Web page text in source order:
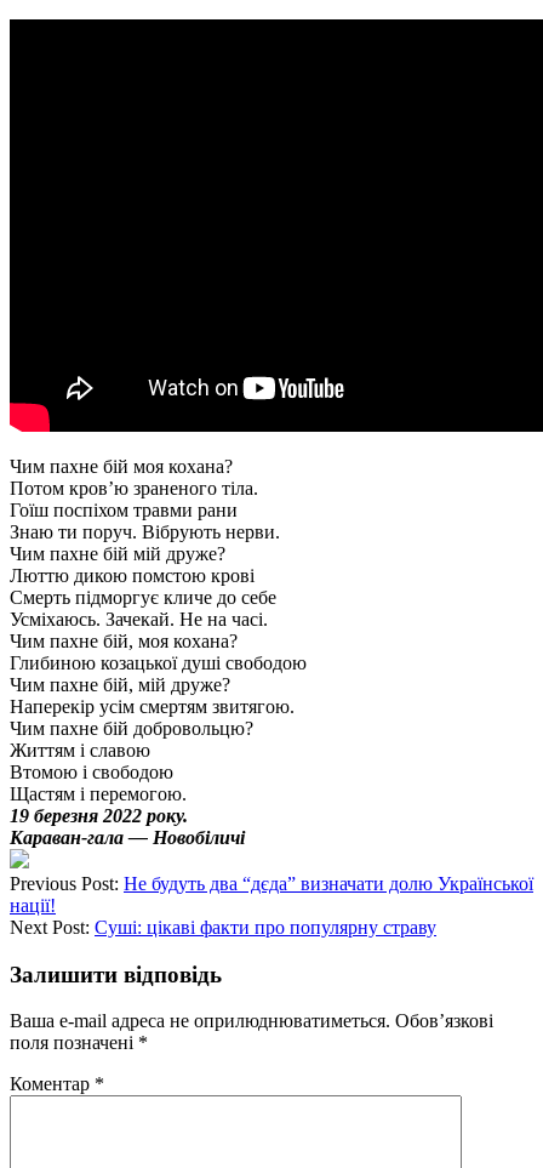
Чим пахне бій моя кохана?
Потом кров’ю зраненого тіла.
Гоїш поспіхом травми рани
Знаю ти поруч. Вібрують нерви.
Чим пахне бій мій друже?
Люттю дикою помстою крові
Смерть підморгує кличе до себе
Усміхаюсь. Зачекай. Не на часі.
Чим пахне бій, моя кохана?
Глибиною козацької душі свободою
Чим пахне бій, мій друже?
Наперекір усім смертям звитягою.
Чим пахне бій добровольцю?
Життям і славою
Втомою і свободою
Щастям і перемогою.
19 березня 2022 року.
Караван-гала — Новобіличі
Previous Post: Не будуть два “дєда” визначати долю Української
нації!
Next Post: Суші: цікаві факти про популярну страву
Залишити відповідь
Ваша e-mail адреса не оприлюднюватиметься. Обов’язкові
поля позначені *
Коментар *